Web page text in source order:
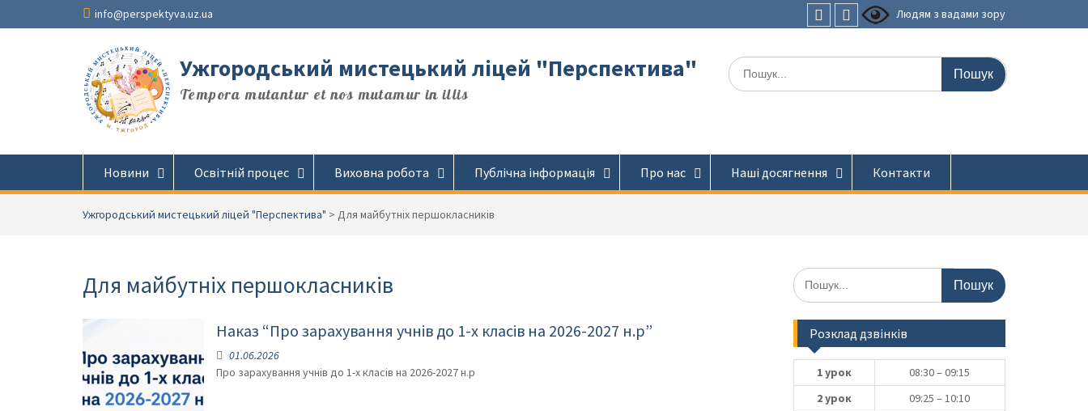
info@perspektyva.uz.ua
Людям з вадами зору
Ужгородський мистецький ліцей "Перспектива"
Tempora mutantur et nos mutamur in illis
Шукати:
Новини Освітній процес Виховна робота Публічна інформація Про нас Наші досягнення Контакти
Ужгородський мистецький ліцей "Перспектива" > Для майбутніх першокласників
Для майбутніх першокласників
Наказ “Про зарахування учнів до 1-х класів на 2026-2027 н.р”
01.06.2026
Про зарахування учнів до 1-х класів на 2026-2027 н.р
Шукати:
Розклад дзвінків
1 урок
08:30 – 09:15
2 урок
09:25 – 10:10